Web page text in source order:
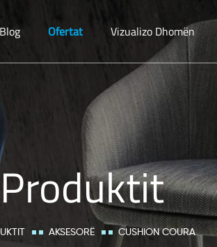
Blog Ofertat Vizualizo Dhomën
AKSESORË CUSHION COURA